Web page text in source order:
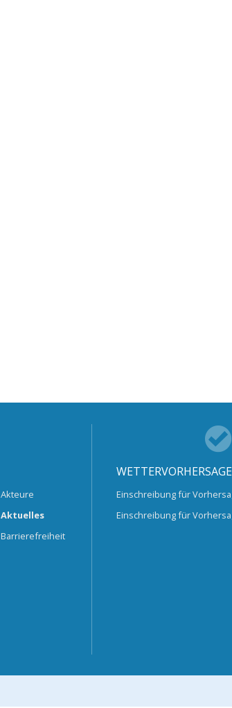
Akteure
Aktuelles
Barrierefreiheit
Einschreibung für
Einschreibung für